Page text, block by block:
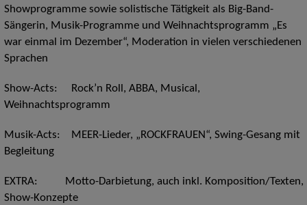
Showprogramme sowie solistische Tätigkeit als Big-Band-
Sängerin, Musik-Programme und Weihnachtsprogramm „Es
war einmal im Dezember“, Moderation in vielen verschiedenen
Sprachen
Show-Acts: Rock’n Roll, ABBA, Musical,
Weihnachtsprogramm
Musik-Acts: MEER-Lieder, „ROCKFRAUEN“, Swing-Gesang mit
Begleitung
EXTRA: Motto-Darbietung, auch inkl. Komposition/Texten,
Show-Konzepte